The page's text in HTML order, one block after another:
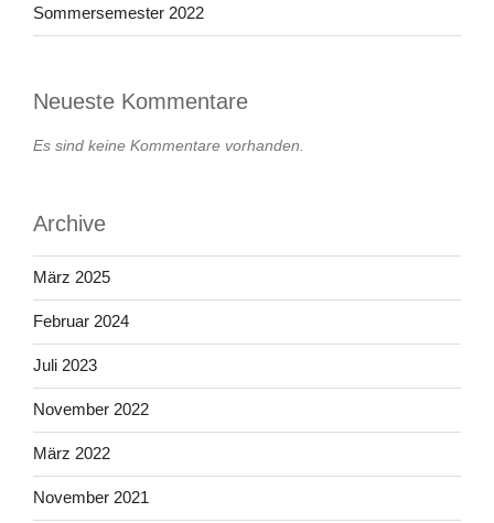
Sommersemester 2022
Neueste Kommentare
Es sind keine Kommentare vorhanden.
Archive
März 2025
Februar 2024
Juli 2023
November 2022
März 2022
November 2021